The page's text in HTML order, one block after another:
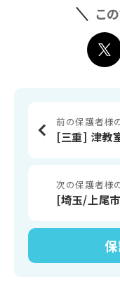
こ
前の保護者様
[三重] 津教
次の保護者様
[埼玉/上尾